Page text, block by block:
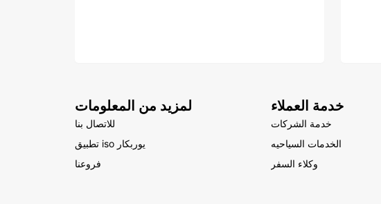
لمزيد من المعلومات
للاتصال بنا
تطبيق iso يوربكار
فروعنا
خدمة العملاء
خدمة الشركات
الخدمات السياحيه
وكلاء السفر